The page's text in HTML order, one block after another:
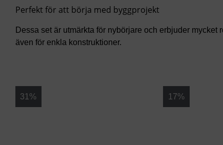
Perfekt för att börja med byggprojekt
Dessa set är utmärkta för nybörjare och erbjuder mycket
även för enkla konstruktioner.
31% 17%